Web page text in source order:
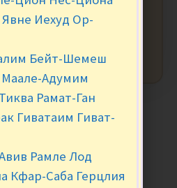
Явне Иехуд Ор-
Бейт-Шемеш
Адумим
Рамат-Ган
Гиватаим Гиват-
Рамле Лод
Кфар-Саба Герцлия